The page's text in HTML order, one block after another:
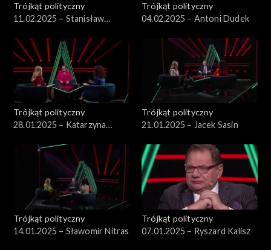
Trójkąt polityczny
11.02.2025 – Stanisław
Trójkąt polityczny
04.02.2025 – Antoni Dudek
Trójkąt polityczny
28.01.2025 – Katarzyna
Trójkąt polityczny
21.01.2025 – Jacek Sasin
Trójkąt polityczny
14.01.2025 – Sławomir Nitras
Trójkąt polityczny
07.01.2025 – Ryszard Kalisz